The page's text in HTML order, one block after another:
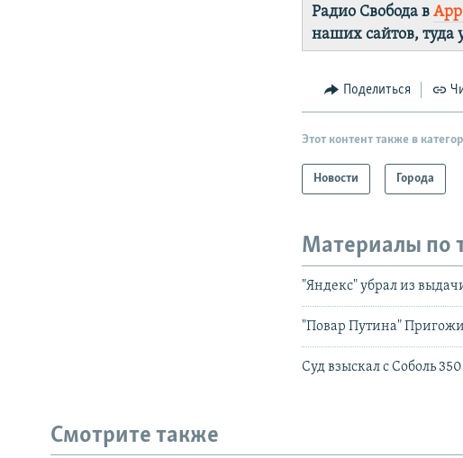
Радио Свобода в
наших сайтов, туда
Поделиться
Этот контент также в
Новости Города
Материалы по
"Яндекс" убрал из
"Повар Путина"
Суд взыскал с Соболь
Смотрите также